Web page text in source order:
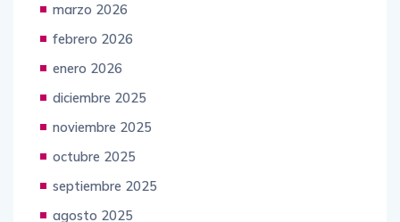
marzo 2026
febrero 2026
enero 2026
diciembre 2025
noviembre 2025
octubre 2025
septiembre 2025
agosto 2025